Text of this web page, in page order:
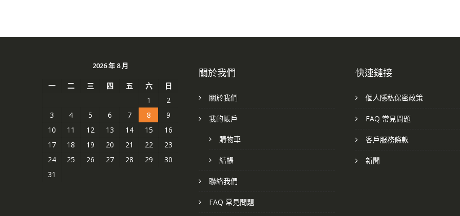
2026 年 8 月
一 二 三 四 五 六
日
1
2
3
4 5 6 7 8
9
10
11 12 13 14 15
16
17
18 19 20 21 22
23
24
25 26 27 28 29
30
31
關於我們
關於我們
我的帳戶
購物車
結帳
聯絡我們
FAQ 常見問題
快速鏈接
個人隱私保密政策
FAQ 常見問題
客戶服務條款
新聞